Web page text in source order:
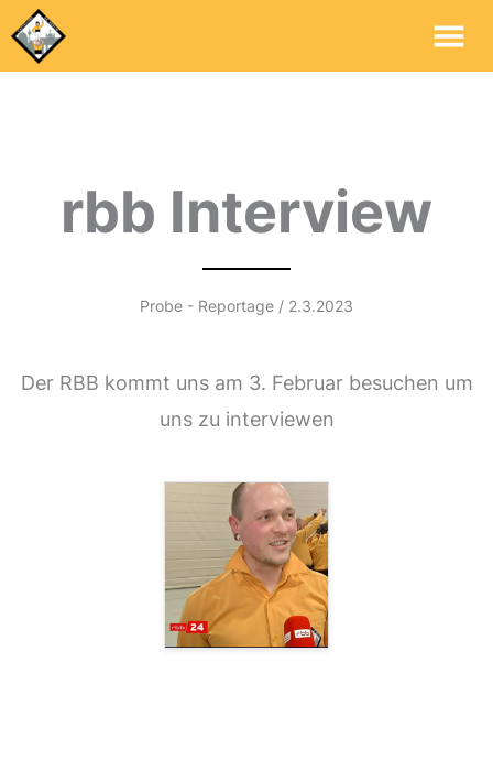
rbb Interview
Probe - Reportage / 2.3.2023
Der RBB kommt uns am 3. Februar besuchen um
uns zu interviewen